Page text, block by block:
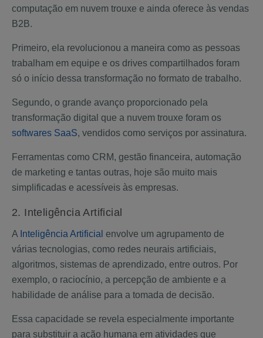
computação em nuvem trouxe e ainda oferece às vendas
B2B.
Primeiro, ela revolucionou a maneira como as pessoas
trabalham em equipe e os drives compartilhados foram
só o início dessa transformação no formato de trabalho.
Segundo, o grande avanço proporcionado pela
transformação digital que a nuvem trouxe foram os
softwares SaaS, vendidos como serviços por assinatura.
Ferramentas como CRM, gestão financeira, automação
de marketing e tantas outras, hoje são muito mais
simplificadas e acessíveis às empresas.
2. Inteligência Artificial
A Inteligência Artificial envolve um agrupamento de
várias tecnologias, como redes neurais artificiais,
algoritmos, sistemas de aprendizado, entre outros. Por
exemplo, o raciocínio, a percepção de ambiente e a
habilidade de análise para a tomada de decisão.
Essa capacidade se revela especialmente importante
para substituir a ação humana em atividades que